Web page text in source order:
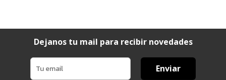
Dejanos tu mail para recibir novedades
Enviar